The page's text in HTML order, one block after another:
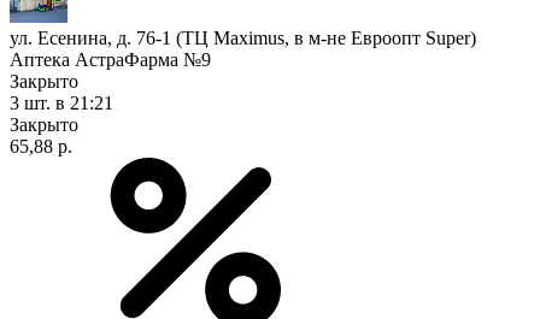
ул. Есенина, д. 76-1 (ТЦ Maximus, в м-не Евроопт Super)
Аптека АстраФарма №9
Закрыто
3 шт. в 21:21
Закрыто
65,88 р.